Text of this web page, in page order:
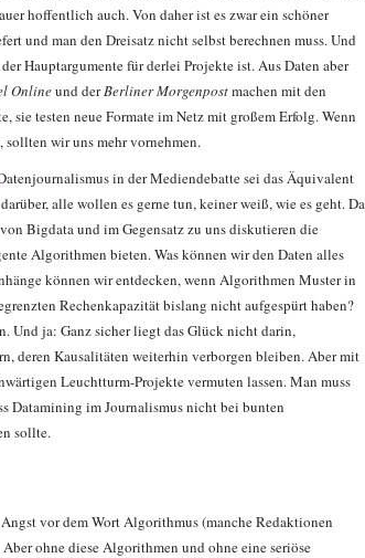
hoffentlich auch. Von daher ist es zwar ein schöner
und man den Dreisatz nicht selbst berechnen muss. Und
Hauptargumente für derlei Projekte ist. Aus Daten aber
Onlineund derBerliner Morgenpostmachen mit den
testen neue Formate im Netz mit großem Erfolg. Wenn
wir uns mehr vornehmen.
in der Mediendebatte sei das Äquivalent
alle wollen es gerne tun, keiner weiß, wie es geht. Da
Bigdata und im Gegensatz zu uns diskutieren die
Algorithmen bieten. Was können wir den Daten alles
können wir entdecken, wenn Algorithmen Muster in
Rechenkapazität bislang nicht aufgespürt haben?
Und ja: Ganz sicher liegt das Glück nicht darin,
deren Kausalitäten weiterhin verborgen bleiben. Aber mit
Leuchtturm-Projekte vermuten lassen. Man muss
Datamining im Journalismus nicht bei bunten
sollte.
vor dem Wort Algorithmus (manche Redaktionen
ohne diese Algorithmen und ohne eine seriöse